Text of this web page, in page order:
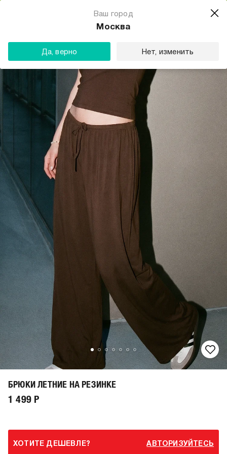
Ваш город
Москва
Да, верно Нет, изменить
БРЮКИ ЛЕТНИЕ НА РЕЗИНКЕ
1 499 Р
ХОТИТЕ ДЕШЕВЛЕ? АВТОРИЗУЙТЕСЬ
Магазин одежды для тебя